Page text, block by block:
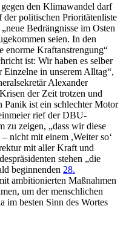
den Klimawandel darf
der politischen Prioritätenliste
Bedrängnisse im Osten
seien. In den
enorme Kraftanstrengung“
ist: Wir haben es selber
in unserem Alltag“,
Alexander
der Zeit trotzen und
Panik ist ein schlechter Motor
rief der DBU-
zu zeigen, „dass wir diese
nicht mit einem ,Weiter so‘
mit aller Kraft und
stehen „die
beginnenden 28.
ambitionierten Maßnahmen
um der menschlichen
im besten Sinn des Wortes